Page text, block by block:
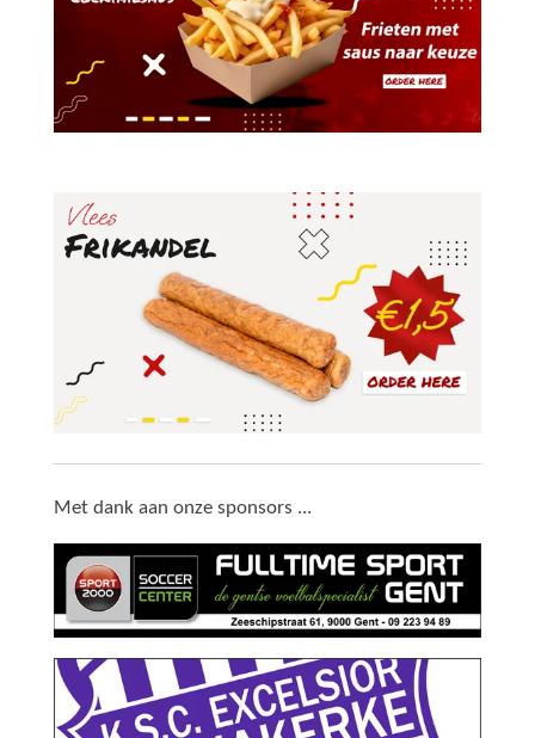
Met dank aan onze sponsors ...